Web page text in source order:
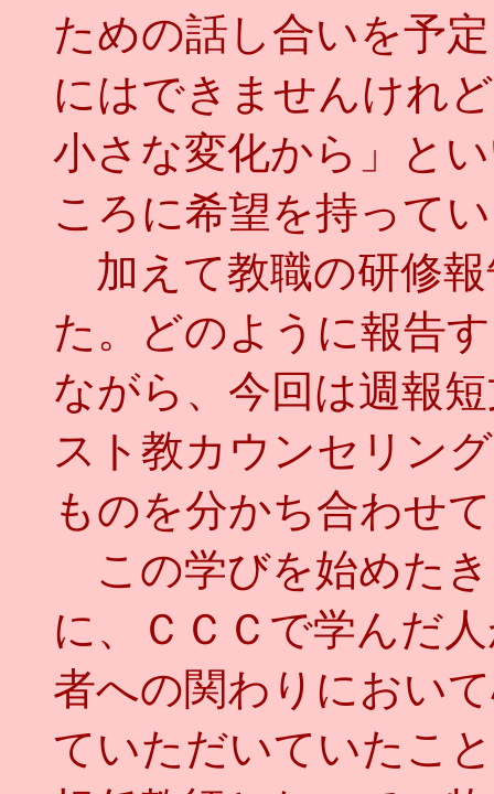
ための話し合いを予
にはできませんけれ
小さな変化から」と
ころに希望を持って
加えて教職の研修
た。どのように報告
ながら、今回は週報
スト教カウンセリン
ものを分かち合わせ
この学びを始めた
に、ＣＣＣで学んだ
者への関わりにおい
ていただいていたこ